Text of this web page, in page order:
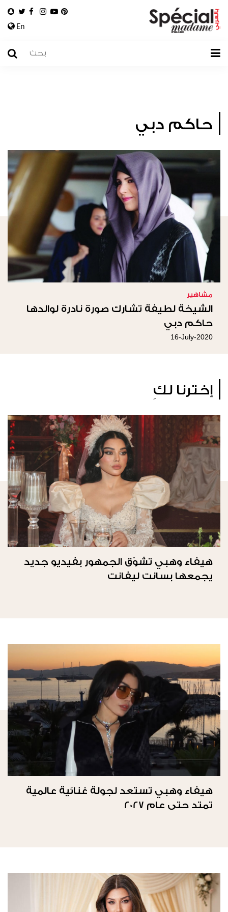
En
حاكم دبي
مشاهير
الشيخة لطيفة تشارك صورة نادرة لوالدها
حاكم دبي
16-July-2020
إخترنا لكِ
هيفاء وهبي تشوّق الجمهور بفيديو جديد
يجمعها بسانت ليفانت
هيفاء وهبي تستعد لجولة غنائية عالمية
تمتد حتى عام 2027